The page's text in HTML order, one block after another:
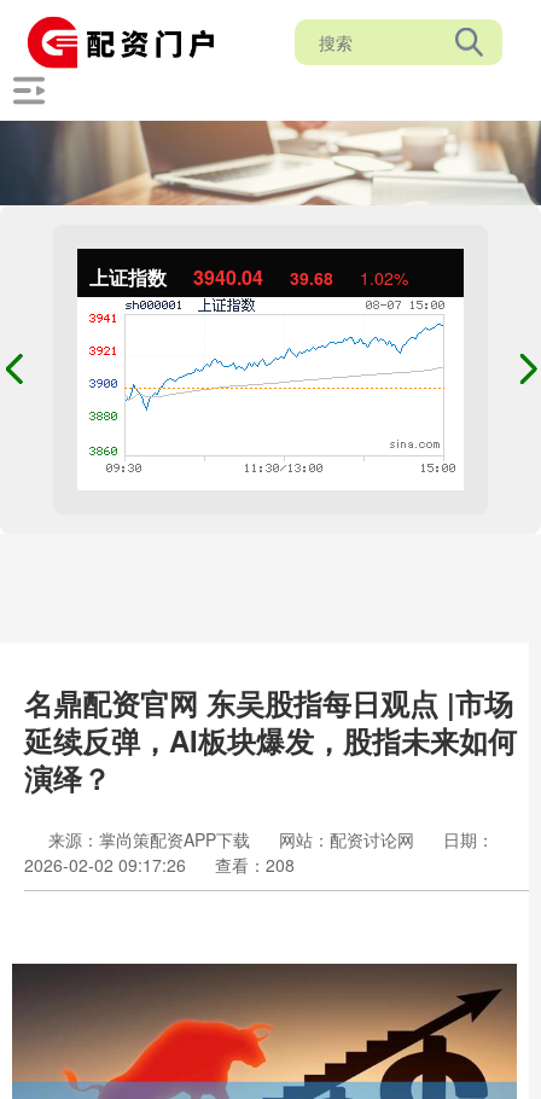
上证指数 3940.04 39.68 1.02%
名鼎配资官网 东吴股指每日观点 |市场
延续反弹，AI板块爆发，股指未来如何
演绎？
来源：掌尚策配资APP下载 网站：配资讨论网
日期：
2026-02-02 09:17:26
查看：208